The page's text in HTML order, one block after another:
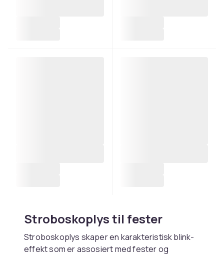
Stroboskoplys til fester
Stroboskoplys skaper en karakteristisk blink-
effekt som er assosiert med fester og